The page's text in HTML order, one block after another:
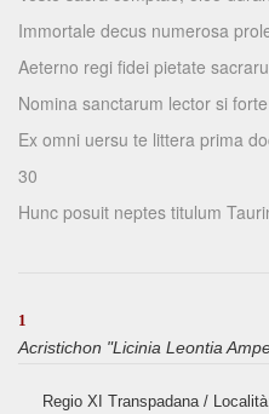
Immortale decus numerosa
Aeterno regi fidei pietate
Nomina sanctarum lector si
Ex omni uersu te littera prima
30
Hunc posuit neptes titulum
1
Acristichon "Licinia Leontia
Regio XI Transpadana /